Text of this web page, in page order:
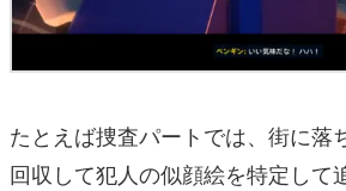
たとえば捜査パートでは、街に落
回収して犯人の似顔絵を特定して